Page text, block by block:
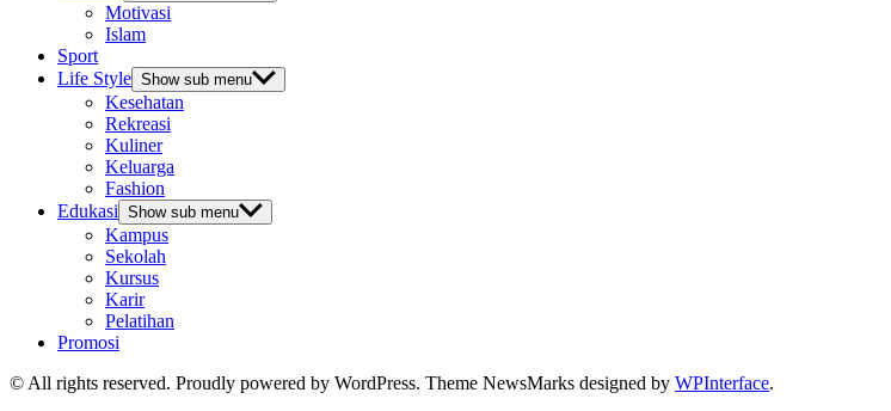
Motivasi
Islam
Sport
Life Style Show sub menu
Kesehatan
Rekreasi
Kuliner
Keluarga
Fashion
Edukasi Show sub menu
Kampus
Sekolah
Kursus
Karir
Pelatihan
Promosi
© All rights reserved. Proudly powered by WordPress. Theme NewsMarks designed by WPInterface.